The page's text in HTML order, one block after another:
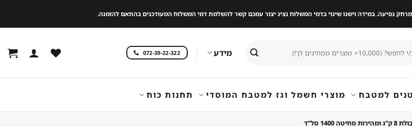
נסיעה. במידה וישנו שינוי בדמי המשלוח נציג יצור עמכם קשר להשלמת דמי המשלוח המעודכנים בהתאם להזמנה.
מידע 072-39-22-322
למטבח מוצרי חשמל וגז למטבח המוסדי תחנות כוח